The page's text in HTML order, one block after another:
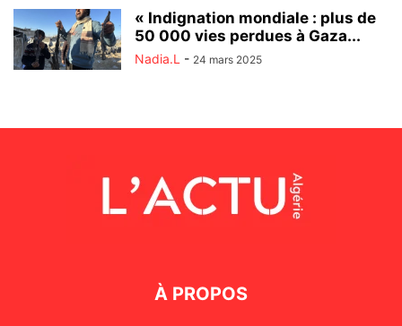
« Indignation mondiale : plus de
50 000 vies perdues à Gaza...
Nadia.L - 24 mars 2025
À PROPOS